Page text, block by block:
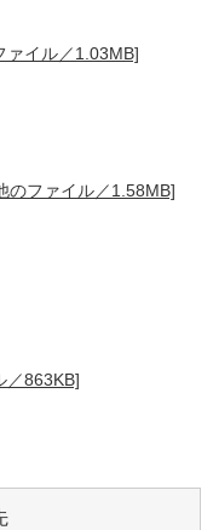
イル／1.03MB]
ファイル／1.58MB]
863KB]